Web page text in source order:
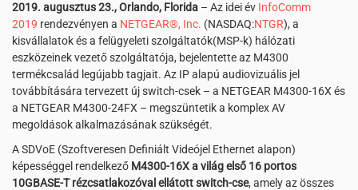
2019. augusztus 23., Orlando, Florida – Az idei év InfoComm
2019 rendezvényen a NETGEAR®, Inc. (NASDAQ:NTGR), a
kisvállalatok és a felügyeleti szolgáltatók(MSP-k) hálózati
eszközeinek vezető szolgáltatója, bejelentette az M4300
termékcsalád legújabb tagjait. Az IP alapú audiovizuális jel
továbbítására tervezett új switch-csek – a NETGEAR M4300-16X és
a NETGEAR M4300-24FX – megszüntetik a komplex AV
megoldások alkalmazásának szükségét.
A SDVoE (Szoftveresen Definiált Videójel Ethernet alapon)
képességgel rendelkező M4300-16X a világ első 16 portos
10GBASE-T rézcsatlakozóval ellátott switch-cse, amely az összes